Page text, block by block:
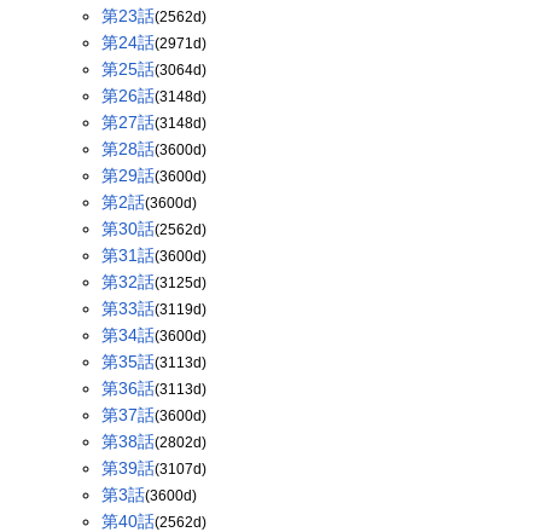
第23話(2562d)
第24話(2971d)
第25話(3064d)
第26話(3148d)
第27話(3148d)
第28話(3600d)
第29話(3600d)
第2話(3600d)
第30話(2562d)
第31話(3600d)
第32話(3125d)
第33話(3119d)
第34話(3600d)
第35話(3113d)
第36話(3113d)
第37話(3600d)
第38話(2802d)
第39話(3107d)
第3話(3600d)
第40話(2562d)